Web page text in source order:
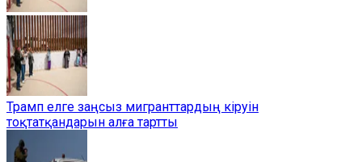
Трамп елге заңсыз мигранттардың кіруін
тоқтатқандарын алға тартты